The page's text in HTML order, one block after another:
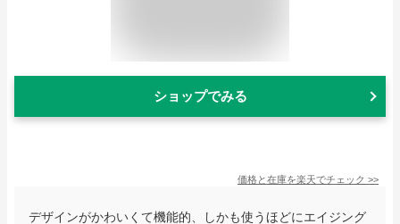
ショップでみる
価格と在庫を楽天でチェック >>
デザインがかわいくて機能的、しかも使うほどにエイジング